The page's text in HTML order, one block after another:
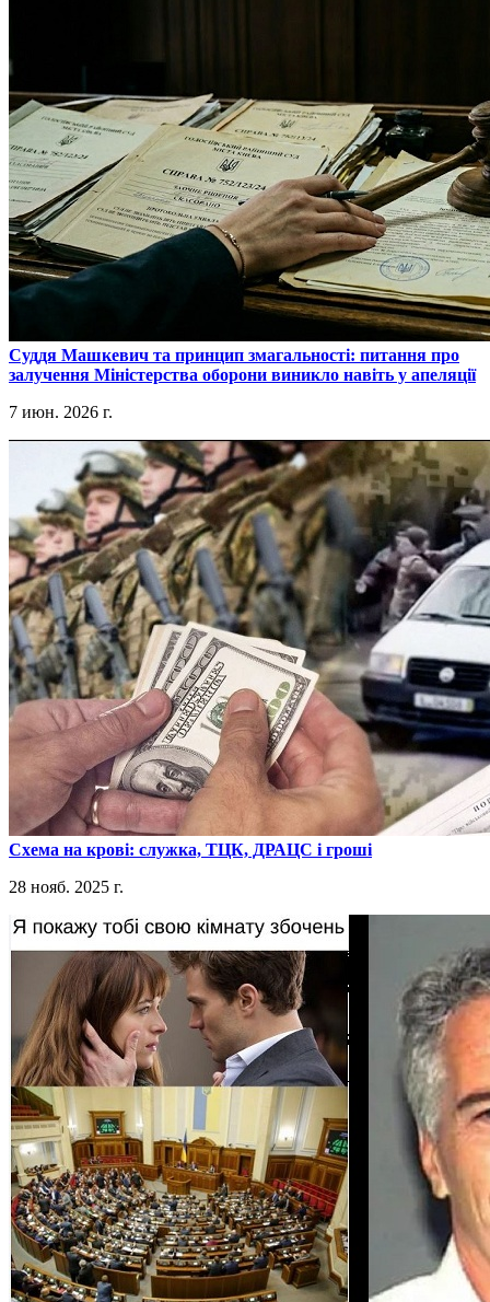
​Суддя Машкевич та принцип змагальності: питання про
залучення Міністерства оборони виникло навіть у апеляції
7 июн. 2026 г.
​Схема на крові: служка, ТЦК, ДРАЦС і гроші
28 нояб. 2025 г.